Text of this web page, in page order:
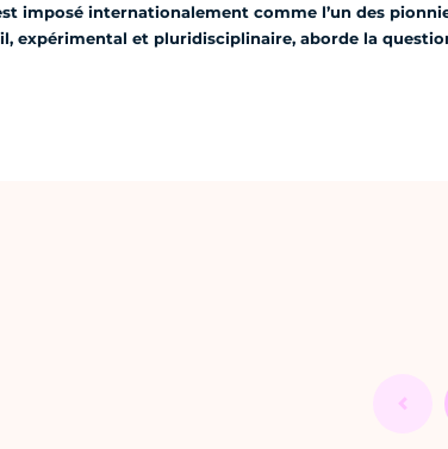
imposé internationalement comme l’un des
expérimental et pluridisciplinaire, aborde la